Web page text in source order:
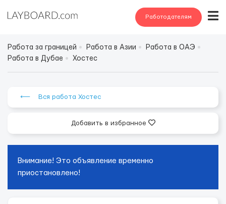
Работодателям
Работа за границей Работа в Азии
Работа в ОАЭ
Работа в Дубае
Хостес
⟵ Вся работа Хостес
Добавить в избранное
Внимание! Это объявление временно
приостановлено!